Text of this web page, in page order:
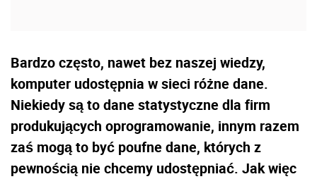
Bardzo często, nawet bez naszej wiedzy,
komputer udostępnia w sieci różne dane.
Niekiedy są to dane statystyczne dla firm
produkujących oprogramowanie, innym razem
zaś mogą to być poufne dane, których z
pewnością nie chcemy udostępniać. Jak więc